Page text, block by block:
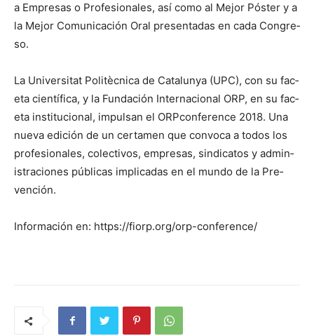
a Empre­sas o Pro­fe­sion­ales, así como al Mejor Póster y a
la Mejor Comu­ni­cación Oral pre­sen­tadas en cada Con­gre­
so.
La Uni­ver­si­tat Politèc­ni­ca de Catalun­ya (UPC), con su fac­
eta cien­tí­fi­ca, y la Fun­dación Inter­na­cional ORP, en su fac­
eta insti­tu­cional, impul­san el ORPcon­fer­ence 2018. Una
nue­va edi­ción de un cer­ta­men que con­vo­ca a todos los
pro­fe­sion­ales, colec­tivos, empre­sas, sindi­catos y admin­
is­tra­ciones públi­cas impli­cadas en el mun­do de la Pre­
ven­ción.
Infor­ma­ción en: https://fiorp.org/orp-conference/